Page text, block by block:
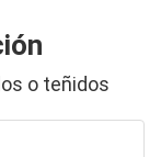
o teñidos